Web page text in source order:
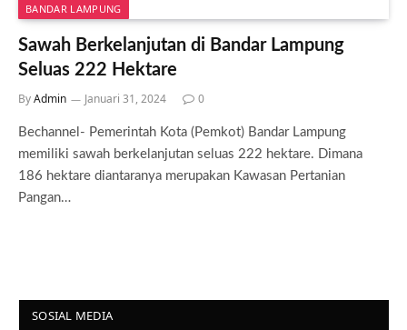
BANDAR LAMPUNG
Sawah Berkelanjutan di Bandar Lampung
Seluas 222 Hektare
ByAdmin Januari 31, 2024 0
Bechannel- Pemerintah Kota (Pemkot) Bandar Lampung
memiliki sawah berkelanjutan seluas 222 hektare. Dimana
186 hektare diantaranya merupakan Kawasan Pertanian
Pangan…
SOSIAL MEDIA